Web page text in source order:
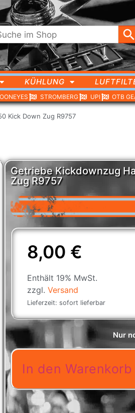
KÜHLUNG
STROMBERG UPI OTB
Kick Down Zug R9757
Getriebe Kickdownzug
Zug R9757
8,00 €
Enthält 19% MwSt.
zzgl. Versand
Lieferzeit: sofort lieferbar
Nur
In den Warenkorb